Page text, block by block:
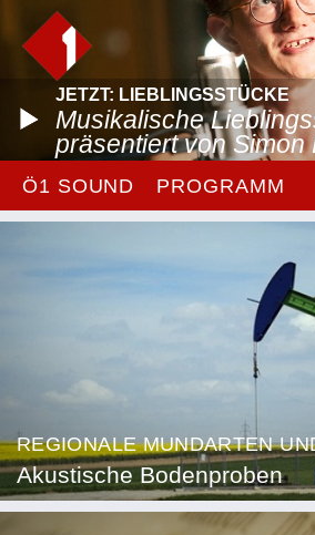
JETZT: LIEBLINGSSTÜCKE
Musikalische
präsentiert von Simon
Ö1 SOUND PROGRAMM
REGIONALE MUNDARTEN
Akustische Bodenproben